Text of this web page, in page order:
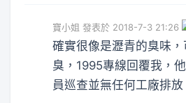
寶小姐 發表於 2018-7-3 21:26
確實很像是瀝青的臭味
臭，1995專線回覆我，
員巡查並無任何工廠排